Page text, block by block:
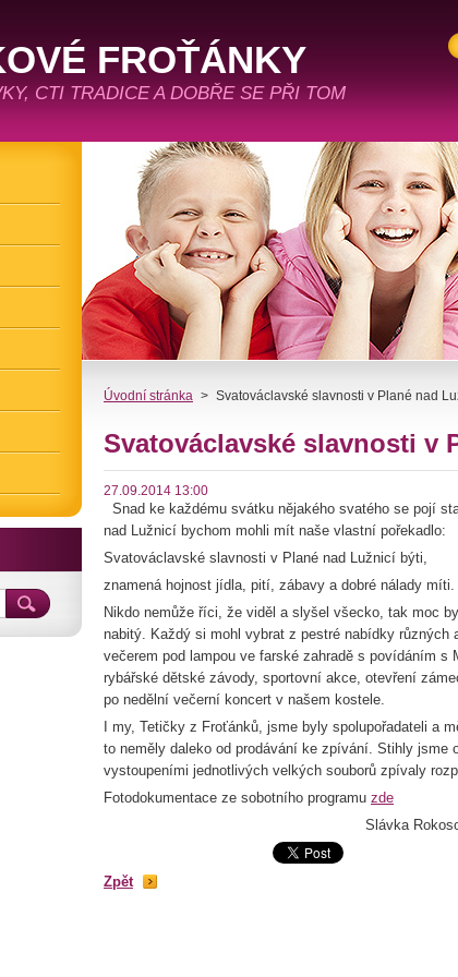
FROŤÁNKY
CTI TRADICE A DOBŘE SE PŘI TOM
Úvodní stránka > Svatováclavské slavnosti v Plané nad
Svatováclavské slavnosti v
27.09.2014 13:00
Snad ke každému svátku nějakého svatého se pojí
nad Lužnicí bychom mohli mít naše vlastní pořekadlo:
Svatováclavské slavnosti v Plané nad Lužnicí býti,
znamená hojnost jídla, pití, zábavy a dobré nálady míti.
Nikdo nemůže říci, že viděl a slyšel všecko, tak moc
nabitý. Každý si mohl vybrat z pestré nabídky
večerem pod lampou ve farské zahradě s povídáním
rybářské dětské závody, sportovní akce, otevření
po nedělní večerní koncert v našem kostele.
I my, Tetičky z Froťánků, jsme byly spolupořadateli a
to neměly daleko od prodávání ke zpívání. Stihly jsme
vystoupeními jednotlivých velkých souborů zpívaly
Fotodokumentace ze sobotního programu zde
Slávka
Zpět